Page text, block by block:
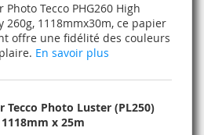
COMPARATEUR
Photo Tecco PHG260 High
260g, 1118mmx30m, ce papier
offre une fidélité des couleurs
En savoir plus
Tecco Photo Luster (PL250)
x 25m